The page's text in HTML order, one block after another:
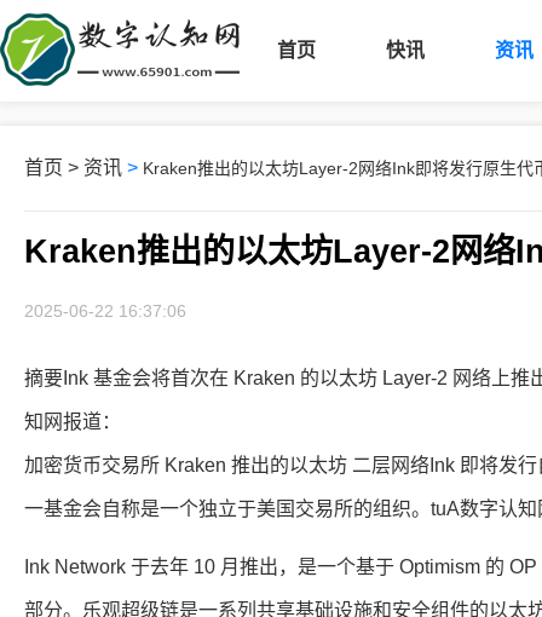
首页 快讯 资讯
首页 > 资讯 > Kraken推出的以太坊Layer-2网络Ink即将发行原生代
Kraken推出的以太坊Layer-2网络
2025-06-22 16:37:06
摘要Ink 基金会将首次在 Kraken 的以太坊 Layer-2 网络上
知网报道：
加密货币交易所 Kraken 推出的以太坊 二层网络Ink 即将发
一基金会自称是一个独立于美国交易所的组织。tuA数字认
Ink Network 于去年 10 月推出，是一个基于 Optimism 的
部分。乐观超级链是一系列共享基础设施和安全组件的以太